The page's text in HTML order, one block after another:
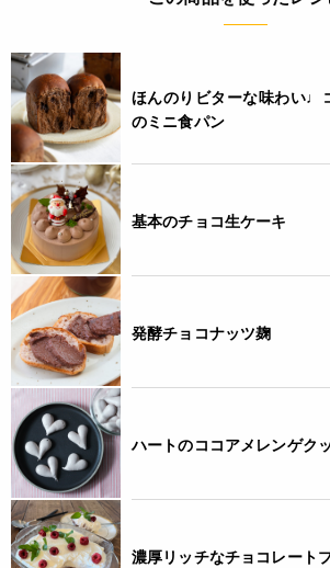
ほんのりビターな味わい♩
のミニ食パン
基本のチョコ生ケーキ
発酵チョコナッツ麹
ハートのココアメレンゲク
濃厚リッチなチョコレート